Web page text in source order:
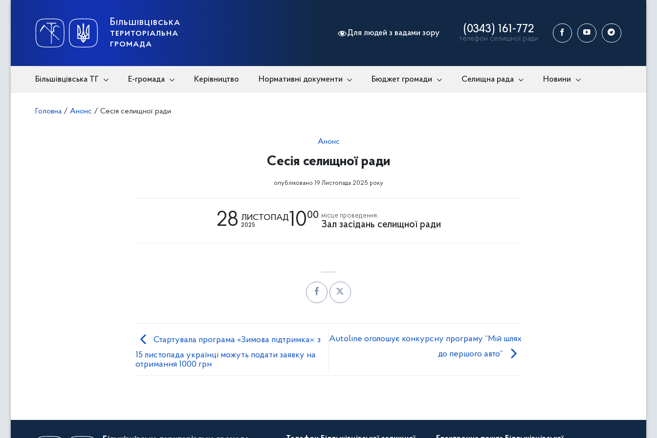
Більшівцівська
територіальна
громада
Для людей з вадами зору (0343) 161-772
телефон селищної ради
Більшівцівська ТГ Е-громада Керівництво Нормативні документи Бюджет громади Селищна рада Новини
Головна / Анонс / Сесія селищної ради
Анонс
Сесія селищної ради
опубліковано 19 Листопада 2025 року
28 ЛИСТОПАД
2025 1000 місце проведення:
Зал засідань селищної ради
Стартувала програма «Зимова підтримка»: з
15 листопада українці можуть подати заявку на
отримання 1000 грн
Autoline оголошує конкурсну програму “Мій шлях
до першого авто”